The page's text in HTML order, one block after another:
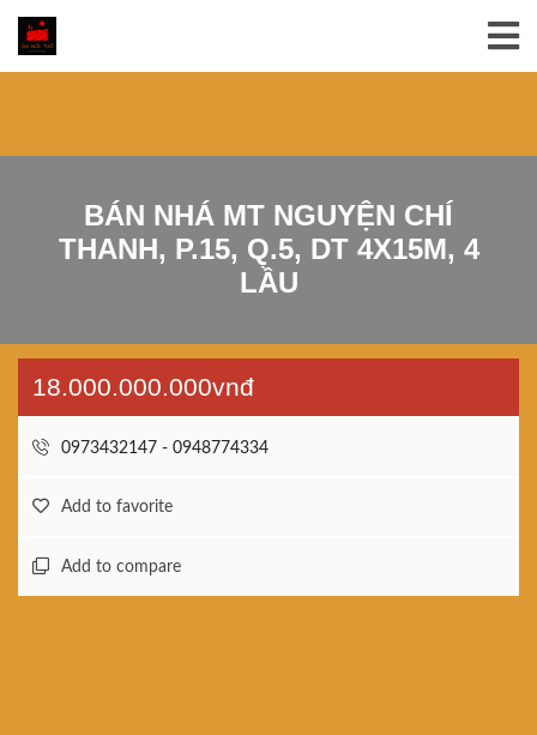
BÁN NHÁ MT NGUYỆN CHÍ
THANH, P.15, Q.5, DT 4X15M, 4
LẦU
18.000.000.000vnđ
0973432147 - 0948774334
Add to favorite
Add to compare